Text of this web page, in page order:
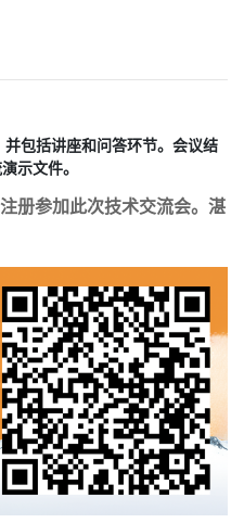
包括讲座和问答环节。会议结
示文件。
册参加此次技术交流会。湛